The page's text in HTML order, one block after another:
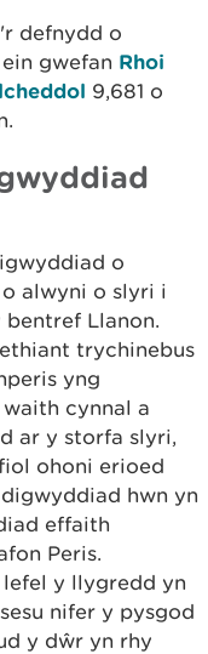
defnydd o
gwefan Rhoi
9,681 o
o
alwyni o slyri i
Llanon.
trychinebus
yng
cynnal a
ar y storfa slyri,
ohoni erioed
hwn yn
effaith
Peris.
y llygredd yn
nifer y pysgod
y dŵr yn rhy